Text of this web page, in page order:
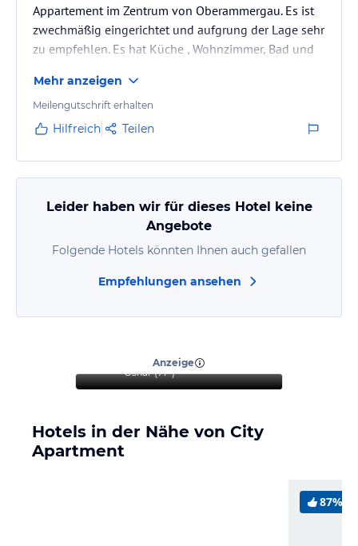
Appartement im Zentrum von Oberammergau. Es ist
zwechmäßig eingerichtet und aufgrung der Lage sehr
zu empfehlen. Es hat Küche , Wohnzimmer, Bad und
Mehr anzeigen
Meilengutschrift erhalten
Hilfreich Teilen
Leider haben wir für dieses Hotel keine
Angebote
Folgende Hotels könnten Ihnen auch gefallen
Empfehlungen ansehen
Anzeige
Oskar(71+)
Hotels in der Nähe von City
Apartment
87%